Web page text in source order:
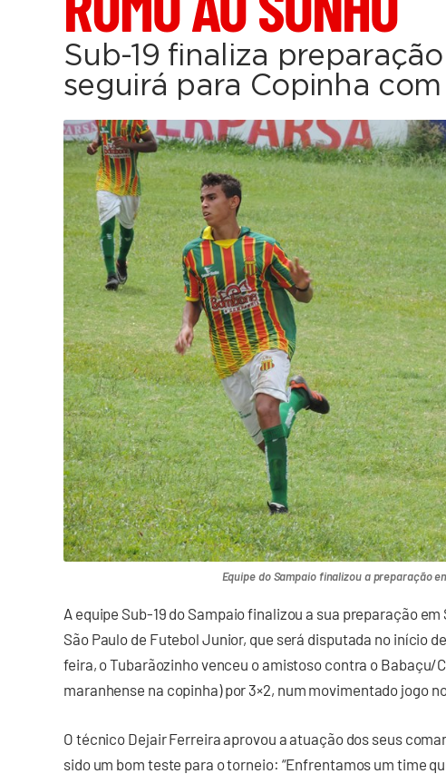
Sub-19 finaliza
seguirá para Copinha
Equipe do Sampaio finalizou a preparação
A equipe Sub-19 do Sampaio finalizou a sua preparação
São Paulo de Futebol Junior, que será disputada no início
feira, o Tubarãozinho venceu o amistoso contra o Babaçu/
maranhense na copinha) por 3×2, num movimentado jogo
O técnico Dejair Ferreira aprovou a atuação dos seus
sido um bom teste para o torneio: “Enfrentamos um time